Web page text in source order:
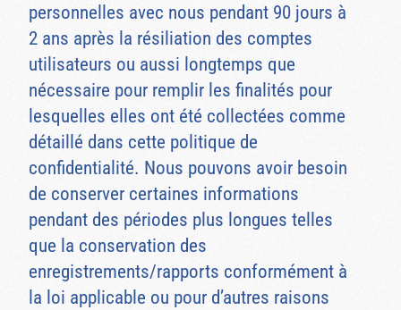
personnelles avec nous pendant 90 jours à
2 ans après la résiliation des comptes
utilisateurs ou aussi longtemps que
nécessaire pour remplir les finalités pour
lesquelles elles ont été collectées comme
détaillé dans cette politique de
confidentialité. Nous pouvons avoir besoin
de conserver certaines informations
pendant des périodes plus longues telles
que la conservation des
enregistrements/rapports conformément à
la loi applicable ou pour d’autres raisons